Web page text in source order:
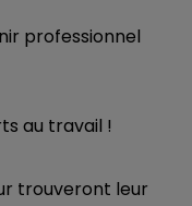
professionnel
au travail !
trouveront leur